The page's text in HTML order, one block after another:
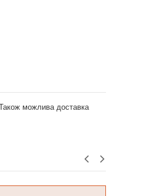
можлива доставка